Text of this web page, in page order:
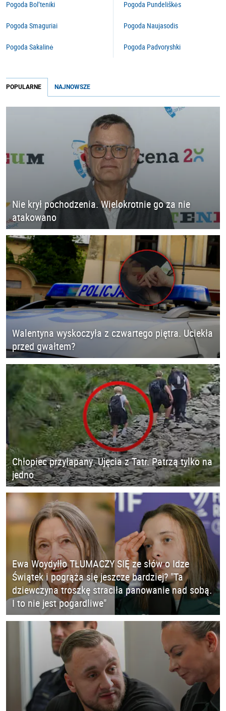
Pogoda Bol’teniki
Pogoda Smaguriai
Pogoda Sakalinė
Pogoda Pundeliškės
Pogoda Naujasodis
Pogoda Padvoryshki
POPULARNE NAJNOWSZE
Nie krył pochodzenia. Wielokrotnie go za nie
atakowano
Walentyna wyskoczyła z czwartego piętra. Uciekła
przed gwałtem?
Chłopiec przyłapany. Ujęcia z Tatr. Patrzą tylko na
jedno
Ewa Woydyłło TŁUMACZY SIĘ ze słów o Idze
Świątek i pogrąża się jeszcze bardziej? "Ta
dziewczyna troszkę straciła panowanie nad sobą.
I to nie jest pogardliwe"